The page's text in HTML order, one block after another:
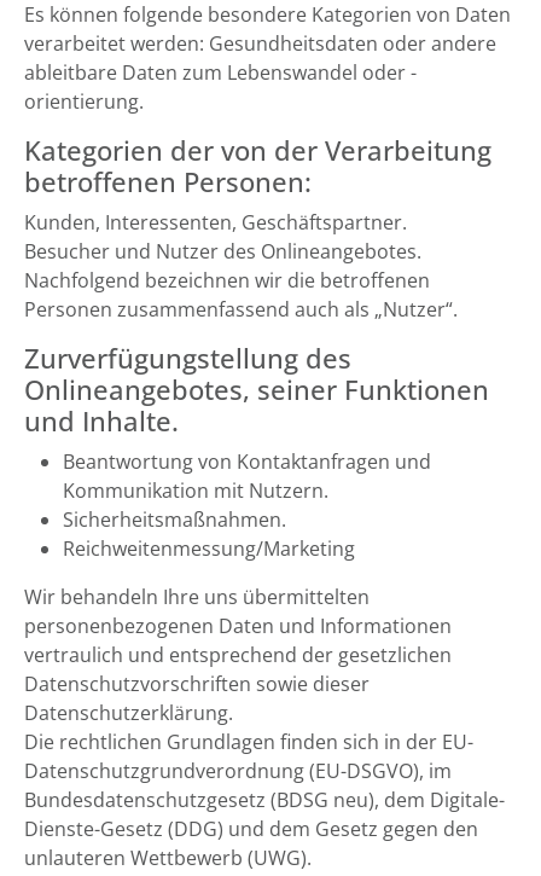
Es können folgende besondere Kategorien von Daten
verarbeitet werden: Gesundheitsdaten oder andere
ableitbare Daten zum Lebenswandel oder -
orientierung.
Kategorien der von der Verarbeitung
betroffenen Personen:
Kunden, Interessenten, Geschäftspartner.
Besucher und Nutzer des Onlineangebotes.
Nachfolgend bezeichnen wir die betroffenen
Personen zusammenfassend auch als „Nutzer“.
Zurverfügungstellung des
Onlineangebotes, seiner Funktionen
und Inhalte.
Beantwortung von Kontaktanfragen und
Kommunikation mit Nutzern.
Sicherheitsmaßnahmen.
Reichweitenmessung/Marketing
Wir behandeln Ihre uns übermittelten
personenbezogenen Daten und Informationen
vertraulich und entsprechend der gesetzlichen
Datenschutzvorschriften sowie dieser
Datenschutzerklärung.
Die rechtlichen Grundlagen finden sich in der EU-
Datenschutzgrundverordnung (EU-DSGVO), im
Bundesdatenschutzgesetz (BDSG neu), dem Digitale-
Dienste-Gesetz (DDG) und dem Gesetz gegen den
unlauteren Wettbewerb (UWG).